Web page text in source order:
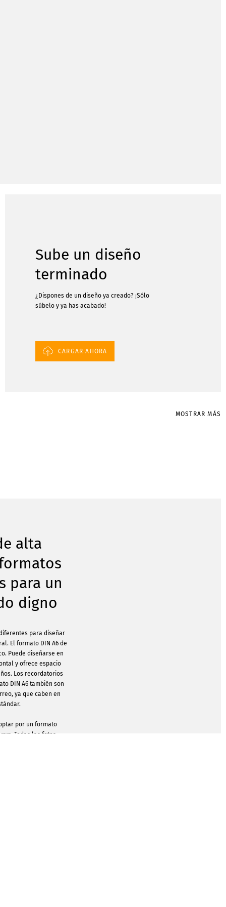
Sube un diseño
terminado
¿Dispones de un diseño ya creado? ¡Sólo
súbelo y ya has acabado!
CARGAR AHORA
MOSTRAR MÁS
alta
para un
digno
para diseñar
El formato DIN A6 de
Puede diseñarse en
y ofrece espacio
Los recordatorios
DIN A6 también son
ya que caben en
por un formato
Todas las fotos